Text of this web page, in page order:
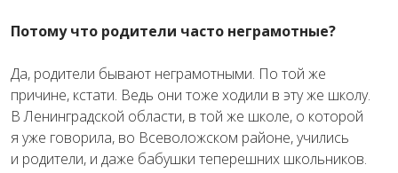
Потому что родители часто неграмотные?
Да, родители бывают неграмотными. По той же
причине, кстати. Ведь они тоже ходили в эту же школу.
В Ленинградской области, в той же школе, о которой
я уже говорила, во Всеволожском районе, учились
и родители, и даже бабушки теперешних школьников.